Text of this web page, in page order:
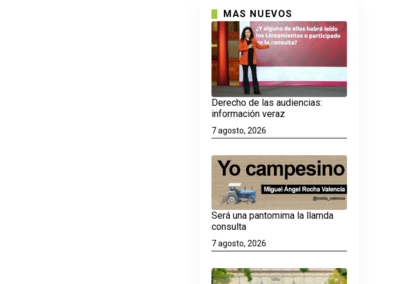
MAS NUEVOS
Derecho de las audiencias:
información veraz
7 agosto, 2026
Será una pantomima la llamda
consulta
7 agosto, 2026